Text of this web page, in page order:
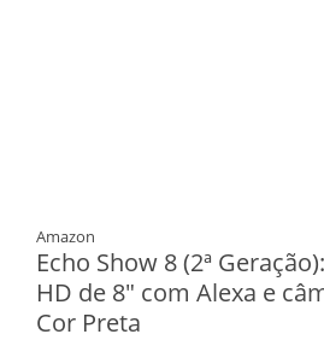
Amazon
Echo Show 8 (2ª
HD de 8" com Alexa e
Cor Preta